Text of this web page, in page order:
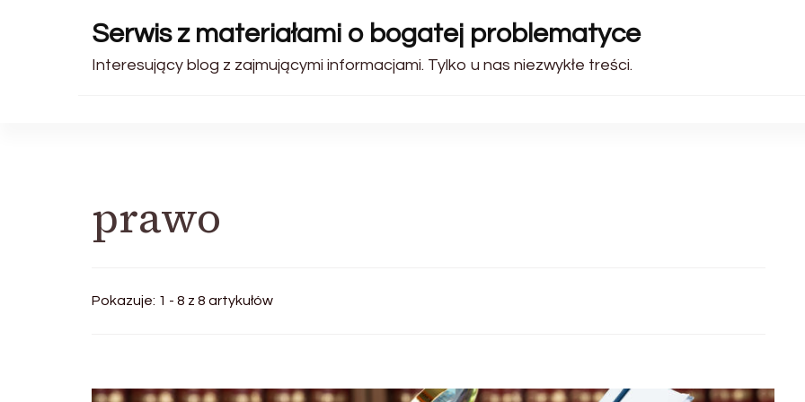
Serwis z materiałami o bogatej problematyce
Interesujący blog z zajmującymi informacjami. Tylko u nas niezwykłe treści.
prawo
Pokazuje: 1 - 8 z 8 artykułów